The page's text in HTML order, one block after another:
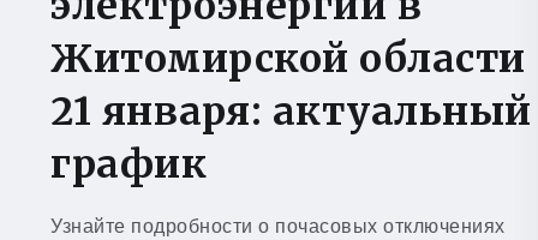
Житомирской области
21 января: актуальный
график
Узнайте подробности о почасовых отключениях